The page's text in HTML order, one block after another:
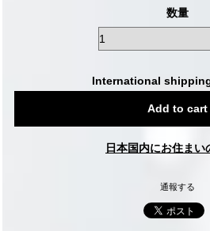
数量
International
Add to cart
日本国内にお住まい
通報する